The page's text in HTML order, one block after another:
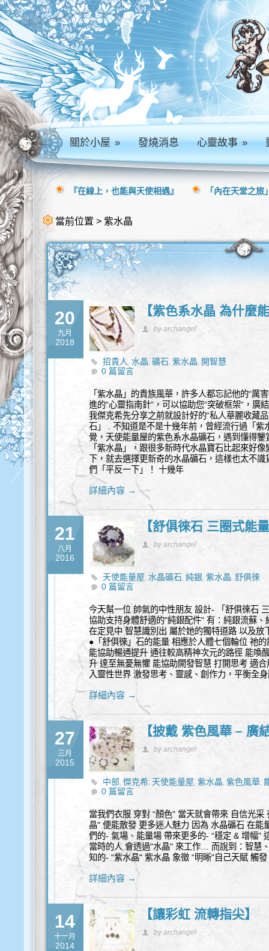
關於小屋» 發燒消息 心靈故事»
當前位置 > 紫水晶
20
九月
2018
【紫色系水晶 為什麼
by archangel
招貴人,水晶,礦石,紫水晶, 開智慧
0 篇留言
「紫水晶」的貴族風華，許多人都忘記他的“厲
進的“心靈指南針”，可以協助您“突破框架”，廣
我傑克希先分享之前就設計好的“私人華麗收藏
石」 . 不知道是不是十幾年前，曾經流行過「
覺，天使能量屋的紫色系水晶礦石，遇到懂得
「紫水晶」，跟很多新時代水晶寶石比起來好
下，就去選擇更新奇的水晶礦石，這樣也太不
們「平反一下」！ 十幾年
詳細內容 →
21
八月
2016
【舒俱徠石 三圈式能
by archangel
天使能量屋,水晶礦石,純銀,紫水晶,舒俱徠
0 篇留言
今天幫一位 帥氣的中性朋友 設計- 「舒俱徠石
協助支持身體舒適的"純銀配件" 有：純銀流蘇
在定見中 智慧識別出 屬於她的獨特道路 以及
●「舒俱徠」石的能量 相應於人體七個輪位 祂
能協助暢通提升 通往較高精神次元的路徑 能喚
升 達至無憂無懼 能協助開發智慧 打開思考 適
入靈性世界 激發思考、靈感、創作力，平衡全
詳細內容 →
27
三月
2015
【披戴 紫色風華 – 廣
by archangel
中部,傑克希, 天使能量屋,紫水晶,紫色風華,
0 篇留言
當我們衣服 穿對 “顏色" 當天就會帶來 自信光
晶" 便能散發 更多迷人魅力 因為 水晶礦石 在能
們的- 氣場、能量場 帶來更多的- “穩定 & 增幅"
當時的人 會透過"水晶" 來工作… 而說到：智慧
知的- “紫水晶" 紫水晶 象徵 “明晰"自己天賦 觸
詳細內容 →
14
十一月
2014
【讓彩虹 流轉指尖】
by archangel
『在線上，也能與天使相遇』 「內在天堂之